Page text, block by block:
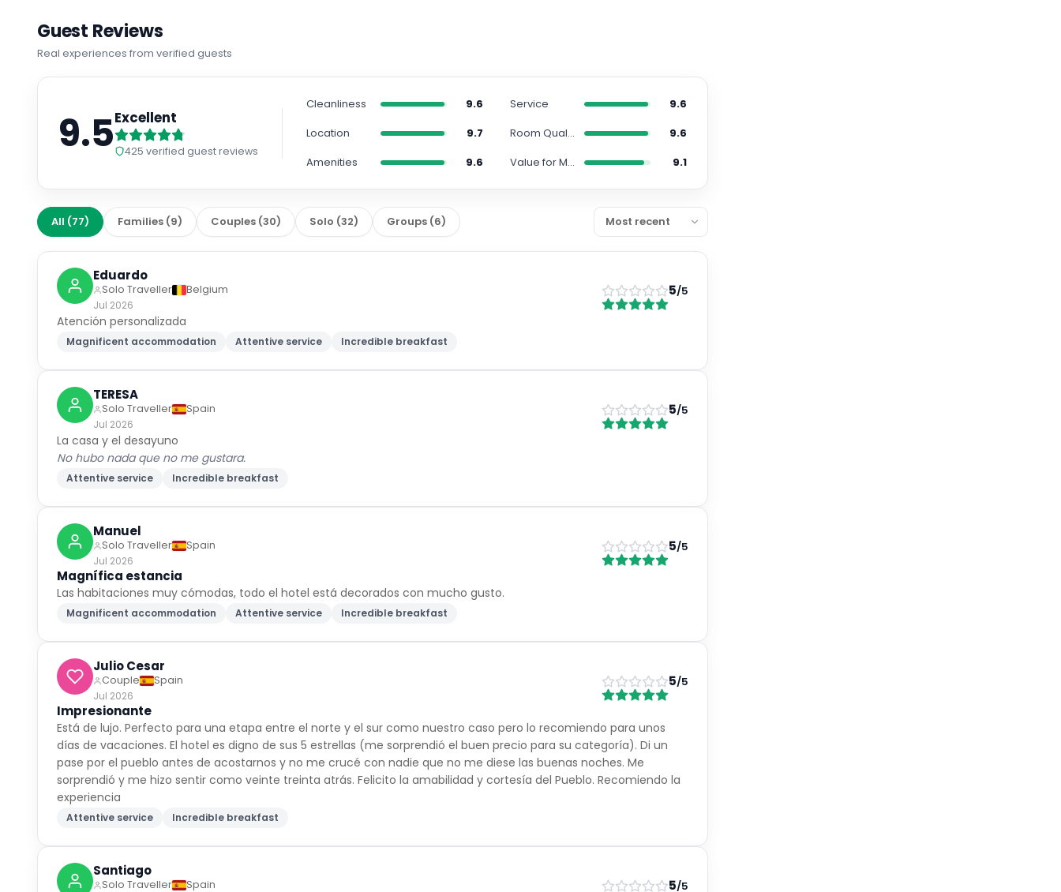
Guest Reviews
Real experiences from verified guests
9.5Excellent
425 verified guest reviews
Cleanliness 9.6 Service
9.6
Location
9.7 Room Quality
9.6
Amenities
9.6 Value for Money 9.1
All (77) Families (9) Couples (30) Solo (32) Groups (6)
Eduardo
Solo Traveller
Belgium
Jul 2026
5/5
Atención personalizada
Magnificent accommodation Attentive service Incredible breakfast
TERESA
Solo Traveller
Spain
Jul 2026
5/5
La casa y el desayuno
No hubo nada que no me gustara.
Attentive service Incredible breakfast
Manuel
Solo Traveller
Spain
Jul 2026
5/5
Magnífica estancia
Las habitaciones muy cómodas, todo el hotel está decorados con mucho gusto.
Magnificent accommodation Attentive service Incredible breakfast
Julio Cesar
Couple
Spain
Jul 2026
5/5
Impresionante
Está de lujo. Perfecto para una etapa entre el norte y el sur como nuestro caso pero lo recomiendo para unos
días de vacaciones. El hotel es digno de sus 5 estrellas (me sorprendió el buen precio para su categoría). Di un
pase por el pueblo antes de acostarnos y no me crucé con nadie que no me diese las buenas noches. Me
sorprendió y me hizo sentir como veinte treinta atrás. Felicito la amabilidad y cortesía del Pueblo. Recomiendo la
experiencia
Attentive service Incredible breakfast
Santiago
Solo Traveller Spain 5/5